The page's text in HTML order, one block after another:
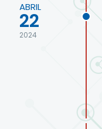
ABRIL
22
2024